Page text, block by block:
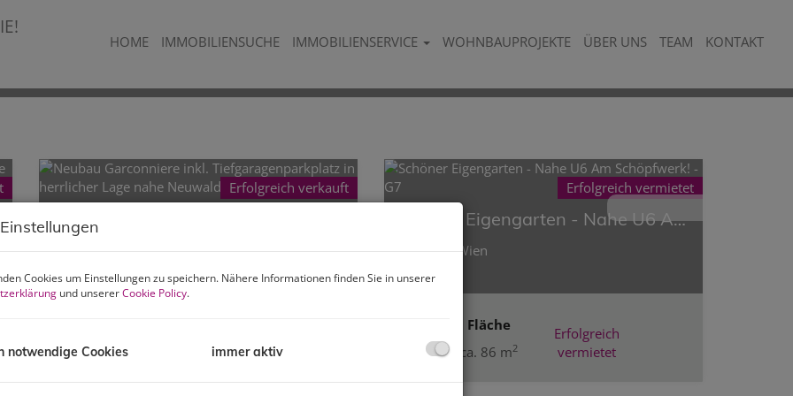
HOME IMMOBILIENSUCHE IMMOBILIENSERVICE WOHNBAUPROJEKTE ÜBER UNS TEAM KONTAKT
Erfolgreich verkauft
1170 Wien,Hernals
1
2
verkauft
Erfolgreich vermietet
Schöner Eigengarten - Nahe U6 Am Schöpfwerk! - G7
1120 Wien
Fläche
ca. 86 m2
Erfolgreich
vermietet
Cookies um Einstellungen zu speichern. Nähere Informationen finden Sie in unserer
und unsererCookie Policy.
notwendige Cookies immer aktiv